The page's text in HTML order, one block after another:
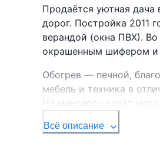
Продаётся уютная
дорог. Постройка 2011
верандой (окна ПВХ).
окрашенным шифером и
Обогрев — печной,
мебель и техника в
На мансарду ведёт
Всё описание